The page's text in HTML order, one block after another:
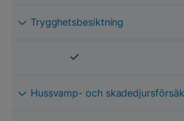
Trygghetsbesiktning
Hussvamp- och